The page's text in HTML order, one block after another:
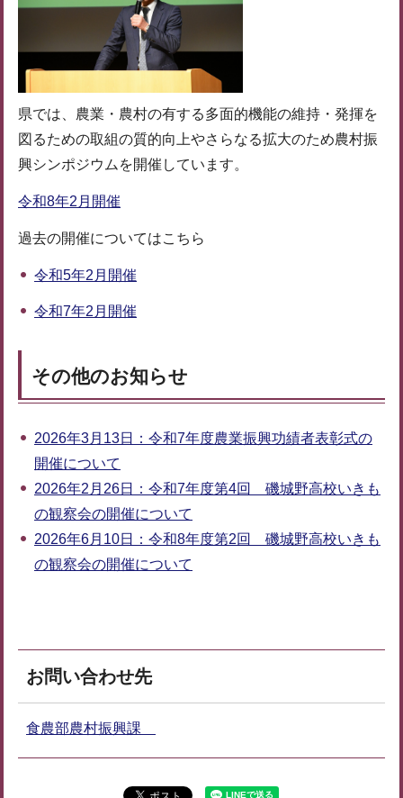
県では、農業・農村の有する多面的機能の維持・発揮を
図るための取組の質的向上やさらなる拡大のため農村振
興シンポジウムを開催しています。
令和8年2月開催
過去の開催についてはこちら
令和5年2月開催
令和7年2月開催
その他のお知らせ
2026年3月13日：令和7年度農業振興功績者表彰式の
開催について
2026年2月26日：令和7年度第4回 磯城野高校いきも
の観察会の開催について
2026年6月10日：令和8年度第2回 磯城野高校いきも
の観察会の開催について
お問い合わせ先
食農部農村振興課